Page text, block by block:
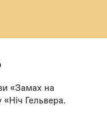
«Замах на
Гельвера.